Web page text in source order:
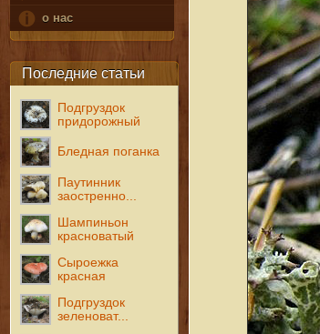
о нас
Последние статьи
Подгруздок
придорожный
Бледная поганка
Паутинник
заостренно...
Шампиньон
красноватый
Сыроежка
красная
Подгруздок
зеленоват...